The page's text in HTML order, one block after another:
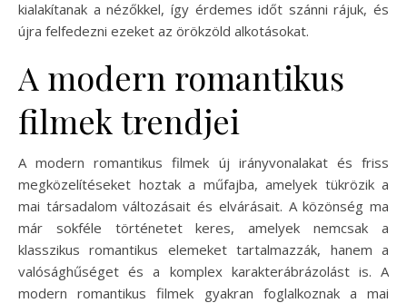
kialakítanak a nézőkkel, így érdemes időt szánni rájuk, és
újra felfedezni ezeket az örökzöld alkotásokat.
A modern romantikus
filmek trendjei
A modern romantikus filmek új irányvonalakat és friss
megközelítéseket hoztak a műfajba, amelyek tükrözik a
mai társadalom változásait és elvárásait. A közönség ma
már sokféle történetet keres, amelyek nemcsak a
klasszikus romantikus elemeket tartalmazzák, hanem a
valósághűséget és a komplex karakterábrázolást is. A
modern romantikus filmek gyakran foglalkoznak a mai